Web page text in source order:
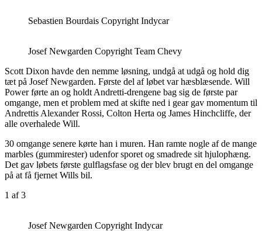
Sebastien Bourdais Copyright Indycar
Josef Newgarden Copyright Team Chevy
Scott Dixon havde den nemme løsning, undgå at udgå og hold dig
tæt på Josef Newgarden. Første del af løbet var hæsblæsende. Will
Power førte an og holdt Andretti-drengene bag sig de første par
omgange, men et problem med at skifte ned i gear gav momentum til
Andrettis Alexander Rossi, Colton Herta og James Hinchcliffe, der
alle overhalede Will.
30 omgange senere kørte han i muren. Han ramte nogle af de mange
marbles (gummirester) udenfor sporet og smadrede sit hjulophæng.
Det gav løbets første gulflagsfase og der blev brugt en del omgange
på at få fjernet Wills bil.
1 af 3
Josef Newgarden Copyright Indycar